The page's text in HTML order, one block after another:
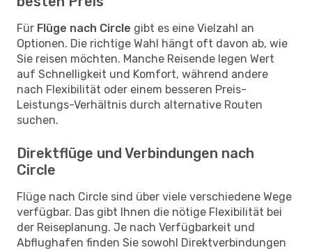
Für Flüge nach Circle gibt es eine Vielzahl an
Optionen. Die richtige Wahl hängt oft davon ab, wie
Sie reisen möchten. Manche Reisende legen Wert
auf Schnelligkeit und Komfort, während andere
nach Flexibilität oder einem besseren Preis-
Leistungs-Verhältnis durch alternative Routen
suchen.
Direktflüge und Verbindungen nach
Circle
Flüge nach Circle sind über viele verschiedene Wege
verfügbar. Das gibt Ihnen die nötige Flexibilität bei
der Reiseplanung. Je nach Verfügbarkeit und
Abflughafen finden Sie sowohl Direktverbindungen